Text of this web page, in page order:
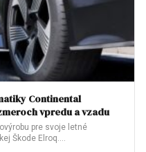
Continental
vpredu a vzadu
pre svoje letné
Škode Elroq.…